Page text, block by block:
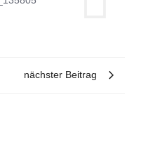
nächster Beitrag